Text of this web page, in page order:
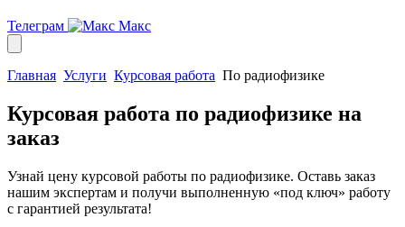
Телеграм Макс
Главная Услуги Курсовая работа По радиофизике
Курсовая работа по радиофизике на
заказ
Узнай цену курсовой работы по радиофизике. Оставь заказ
нашим экспертам и получи выполненную «под ключ» работу
с гарантией результата!